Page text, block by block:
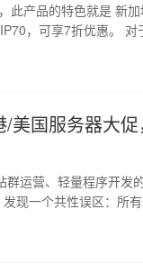
此产品的特色就是 新
对于需要新加坡本地IP、东南
美国服务器大
现一个共性误区：所